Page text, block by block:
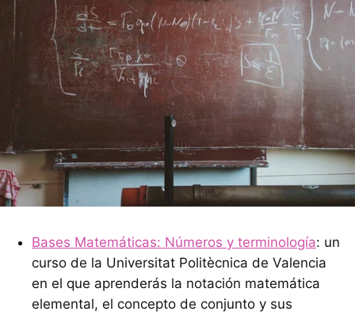
Bases Matemáticas: Números y terminología: un
curso de la Universitat Politècnica de Valencia
en el que aprenderás la notación matemática
elemental, el concepto de conjunto y sus